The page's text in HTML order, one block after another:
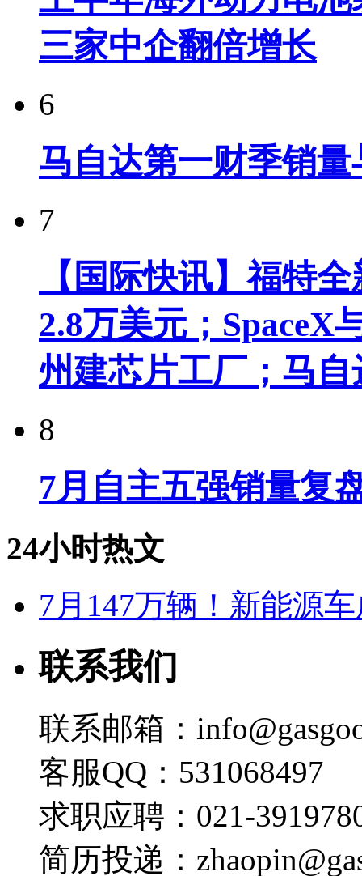
三家中企翻倍增长
6
马自达第一财季销
7
【国际快讯】福特
2.8万美元；SpaceX
州建芯片工厂；马
8
7月自主五强销量复
24小时热文
7月147万辆！新能源
联系我们
联系邮箱：
客服QQ：531068497
求职应聘：021-
简历投递：